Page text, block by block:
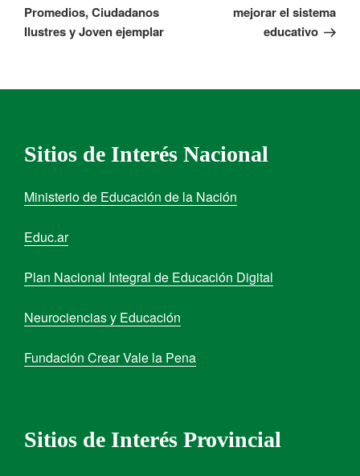
Promedios, Ciudadanos
Ilustres y Joven ejemplar
mejorar el sistema
educativo
Sitios de Interés Nacional
Ministerio de Educación de la Nación
Educ.ar
Plan Nacional Integral de Educación Digital
Neurociencias y Educación
Fundación Crear Vale la Pena
Sitios de Interés Provincial